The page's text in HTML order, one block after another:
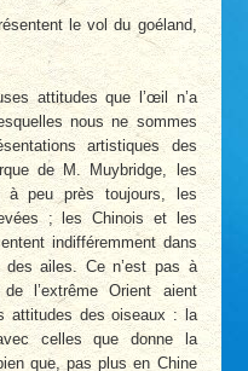
le vol du goéland,
attitudes que l’œil n’a
nous ne sommes
artistiques des
de M. Muybridge, les
à peu près toujours, les
; les Chinois et les
indifféremment dans
des ailes. Ce n’est pas à
l’extrême Orient aient
attitudes des oiseaux : la
celles que donne la
que, pas plus en Chine